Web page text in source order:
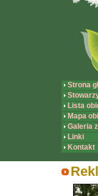
Strona
Lista
Mapa
Galeria
Linki
Kontakt
Rekl